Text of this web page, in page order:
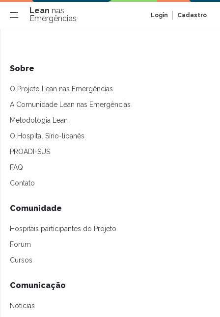
Lean nas
Emergências
Login Cadastro
Sobre
O Projeto Lean nas Emergências
A Comunidade Lean nas Emergências
Metodologia Lean
O Hospital Sírio-libanês
PROADI-SUS
FAQ
Contato
Comunidade
Hospitais participantes do Projeto
Forum
Cursos
Comunicação
Notícias